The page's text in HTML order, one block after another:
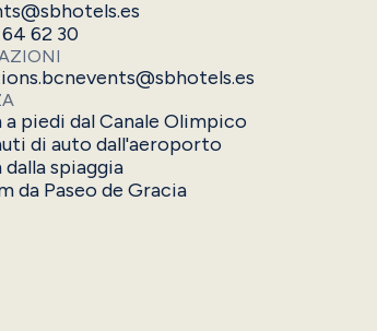
62 30
a piedi dal Canale Olimpico
di auto dall'aeroporto
dalla spiaggia
da Paseo de Gracia